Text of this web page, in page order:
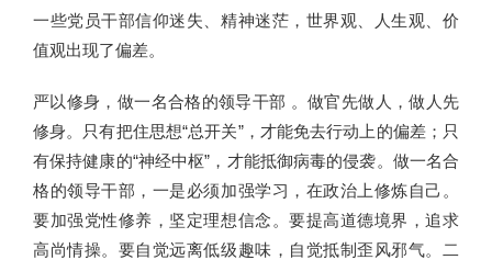
一些党员干部信仰迷失、精神迷茫，世界观、人生观、价
值观出现了偏差。
严以修身，做一名合格的领导干部 。做官先做人，做人先
修身。只有把住思想“总开关”，才能免去行动上的偏差；只
有保持健康的“神经中枢”，才能抵御病毒的侵袭。做一名合
格的领导干部，一是必须加强学习，在政治上修炼自己。
要加强党性修养，坚定理想信念。要提高道德境界，追求
高尚情操。要自觉远离低级趣味，自觉抵制歪风邪气。二